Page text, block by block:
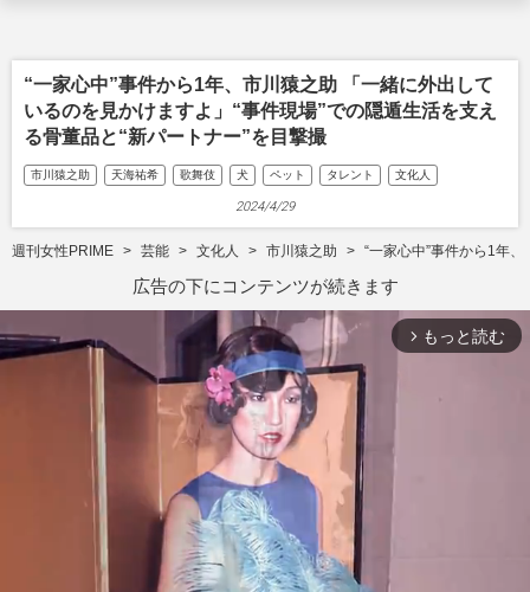
“一家心中”事件から1年、市川猿之助 「一緒に外出して
いるのを見かけますよ」“事件現場”での隠遁生活を支え
る骨董品と“新パートナー”を目撃撮
市川猿之助 天海祐希 歌舞伎 犬 ペット タレント 文化人
2024/4/29
週刊女性PRIME 芸能 文化人 市川猿之助 “一家心中”事件から1年
広告の下にコンテンツが続きます
arrow_forward_ios もっと読む